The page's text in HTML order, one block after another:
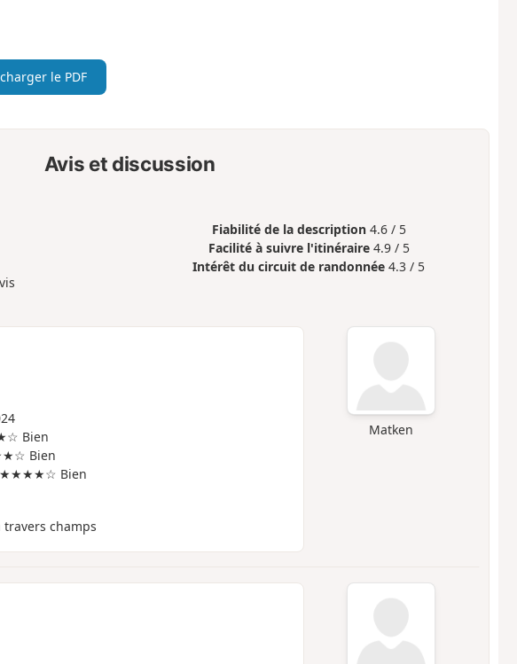
le PDF
Avis et discussion
Fiabilité de la description 4.6 / 5
Facilité à suivre l'itinéraire 4.9 / 5
Intérêt du circuit de randonnée 4.3 / 5
Matken
Bien
Bien
Bien
champs